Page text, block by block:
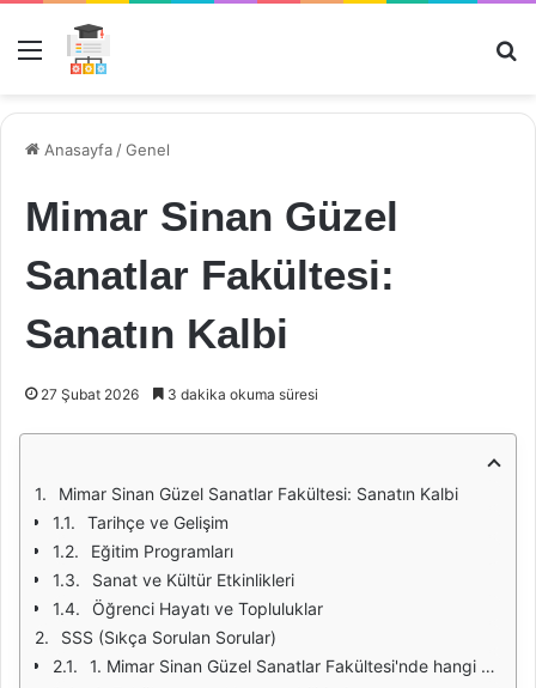
Menü
Anasayfa /Genel
Mimar Sinan Güzel
Sanatlar Fakültesi:
Sanatın Kalbi
27 Şubat 2026 3 dakika okuma süresi
Mimar Sinan Güzel Sanatlar Fakültesi: Sanatın Kalbi
Tarihçe ve Gelişim
Eğitim Programları
Sanat ve Kültür Etkinlikleri
Öğrenci Hayatı ve Topluluklar
SSS (Sıkça Sorulan Sorular)
1. Mimar Sinan Güzel Sanatlar Fakültesi'nde hangi bölümler bulunmaktadır?